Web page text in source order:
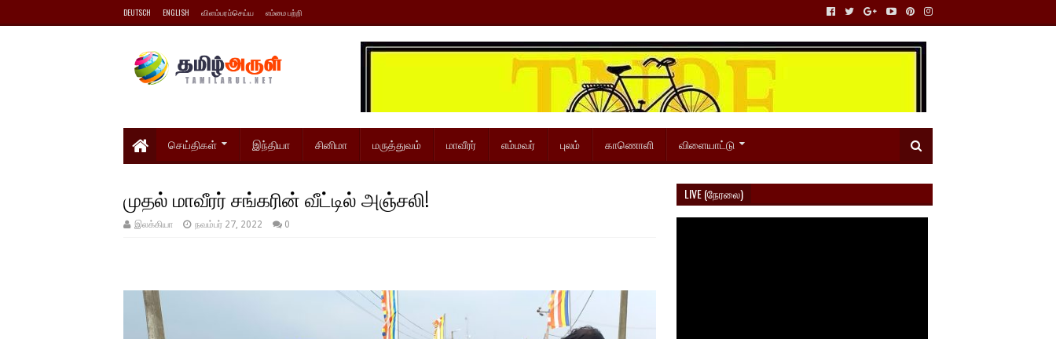
DEUTSCH ENGLISH விளம்பரம்செய்ய எம்மை பற்றி
செய்திகள் இந்தியா சினிமா மருத்துவம் மாவீரர் எம்மவர் புலம் காணொளி விளையாட்டு
முதல் மாவீரர் சங்கரின் வீட்டில் அஞ்சலி!
இலக்கியா நவம்பர் 27, 2022 0
LIVE (நேரலை)